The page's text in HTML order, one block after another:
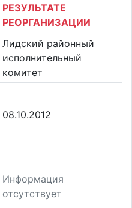
РЕЗУЛЬТАТЕ
РЕОРГАНИЗАЦИИ
Лидский районный
исполнительный
комитет
08.10.2012
Информация
отсутствует